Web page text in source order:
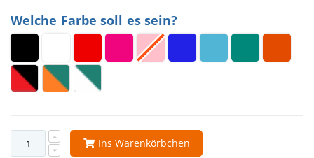
Welche Farbe soll es sein?
Ins Warenkörbchen